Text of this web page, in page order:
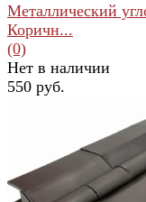
избранное сравнить
Металлический
Коричн...
(0)
Нет в наличии
550 руб.